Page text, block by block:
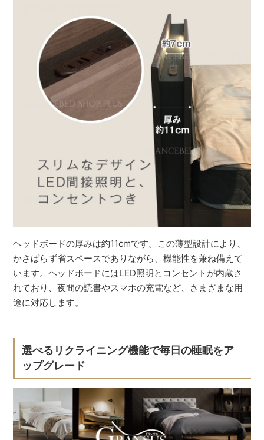
ヘッドボードの厚みは約11cmです。この薄型設計により、
かさばらず省スペースでありながら、機能性を兼ね備えて
います。ヘッドボードにはLED照明とコンセントが内蔵さ
れており、夜間の読書やスマホの充電など、さまざまな用
途に対応します。
選べるリクライニング機能で毎日の睡眠をア
ップグレード